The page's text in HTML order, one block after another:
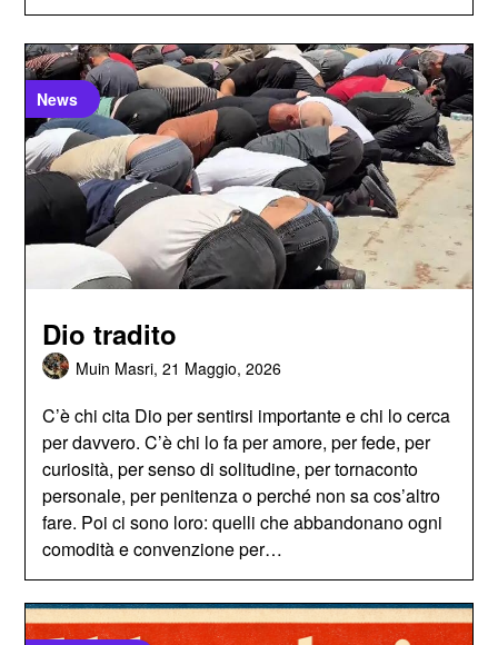
News
Dio tradito
Muin Masri,21 Maggio, 2026
C’è chi cita Dio per sentirsi importante e chi lo cerca
per davvero. C’è chi lo fa per amore, per fede, per
curiosità, per senso di solitudine, per tornaconto
personale, per penitenza o perché non sa cos’altro
fare. Poi ci sono loro: quelli che abbandonano ogni
comodità e convenzione per…